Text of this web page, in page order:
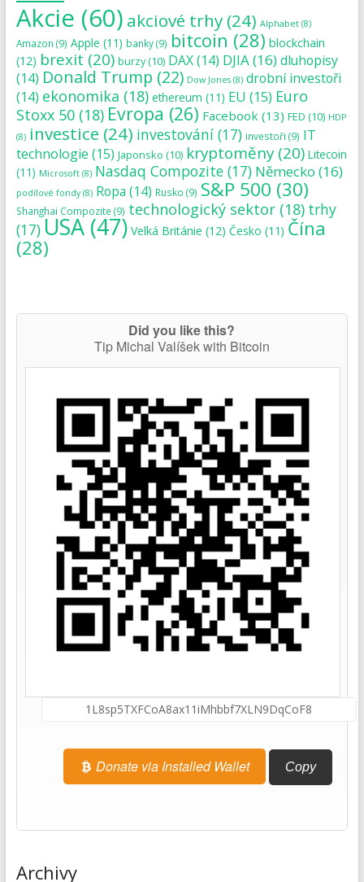
Akcie (60) akciové trhy(24) Alphabet(8)
Amazon (9) Apple (11) banky(9) bitcoin (28) blockchain
(12) brexit (20) burzy(10) DAX(14) DJIA (16)dluhopisy
(14) Donald Trump (22) Dow Jones(8) drobní investoři
(14) ekonomika (18) ethereum (11) EU (15) Euro
Stoxx 50(18) Evropa (26) Facebook (13) FED (10) HDP
(8) investice (24) investování(17) investoři (9) IT
technologie (15) Japonsko (10) kryptoměny(20) Litecoin
(11) Microsoft(8) Nasdaq Compozite(17) Německo (16)
podílové fondy(8) Ropa (14) Rusko (9) S&P 500 (30)
Shanghai Compozite (9) technologický sektor(18) trhy
(17)USA(47) Velká Británie (12) Česko (11) Čína
(28)
Did you like this?
Tip Michal Valíšek with Bitcoin
Donate via Installed Wallet Copy
Archivy